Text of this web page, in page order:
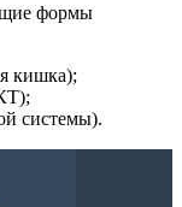
формы
кишка);
системы).